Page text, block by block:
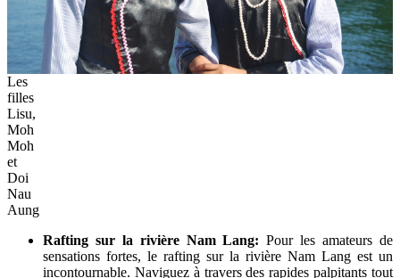
Les
filles
Lisu,
Moh
Moh
et
Doi
Nau
Aung
Rafting sur la rivière Nam Lang: Pour les amateurs de
sensations fortes, le rafting sur la rivière Nam Lang est un
incontournable. Naviguez à travers des rapides palpitants tout